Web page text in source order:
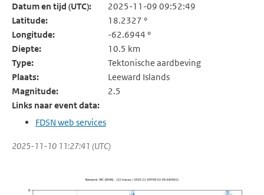
Datum en tijd (UTC):
2025-11-09 09:52:49
Latitude:
18.2327 °
Longitude:
-62.6944 °
Diepte:
10.5 km
Type:
Tektonische aardbeving
Plaats:
Leeward Islands
Magnitude:
2.5
Links naar event data:
FDSN web services
2025-11-10 11:27:41 (UTC)